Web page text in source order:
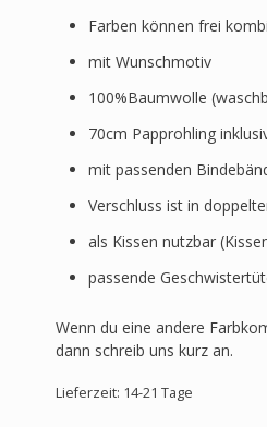
Farben können frei
mit Wunschmotiv
100%Baumwolle
70cm Papprohling
mit passenden
Verschluss ist in
als Kissen nutzbar
passende
Wenn du eine andere
dann schreib uns kurz an.
Lieferzeit: 14-21 Tage